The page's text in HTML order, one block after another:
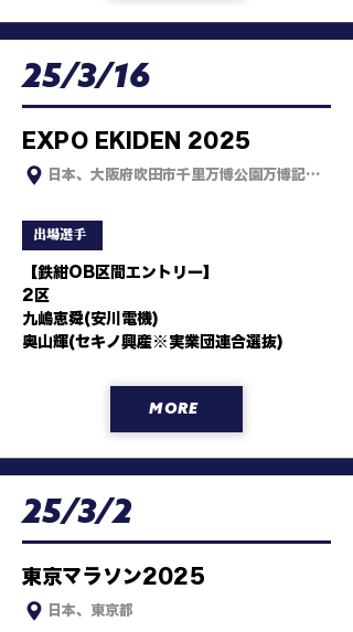
25/3/16
EXPO EKIDEN 2025
日本、大阪府吹田市千里万博公園万博記念公園
出場選手
【鉄紺OB区間エントリー】
2区
九嶋恵舜(安川電機)
奥山輝(セキノ興産※実業団連合選抜)
MORE
25/3/2
東京マラソン2025
日本、東京都